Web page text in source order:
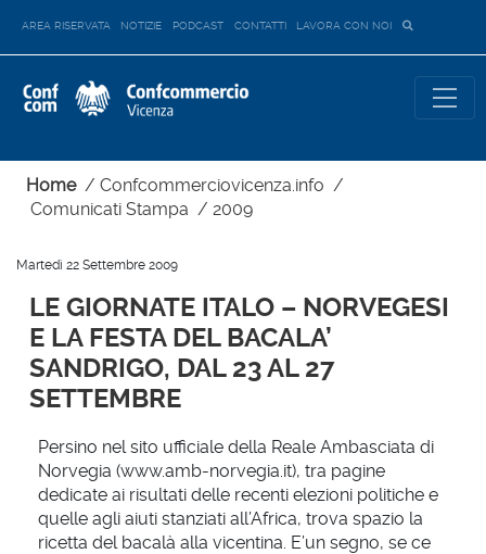
AREA RISERVATA NOTIZIE PODCAST CONTATTI LAVORA CON NOI
Home/ Confcommerciovicenza.info /
Comunicati Stampa / 2009
Martedì 22 Settembre 2009
LE GIORNATE ITALO – NORVEGESI
E LA FESTA DEL BACALA’
SANDRIGO, DAL 23 AL 27
SETTEMBRE
Persino nel sito ufficiale della Reale Ambasciata di
Norvegia (www.amb-norvegia.it), tra pagine
dedicate ai risultati delle recenti elezioni politiche e
quelle agli aiuti stanziati all’Africa, trova spazio la
ricetta del bacalà alla vicentina. E’un segno, se ce